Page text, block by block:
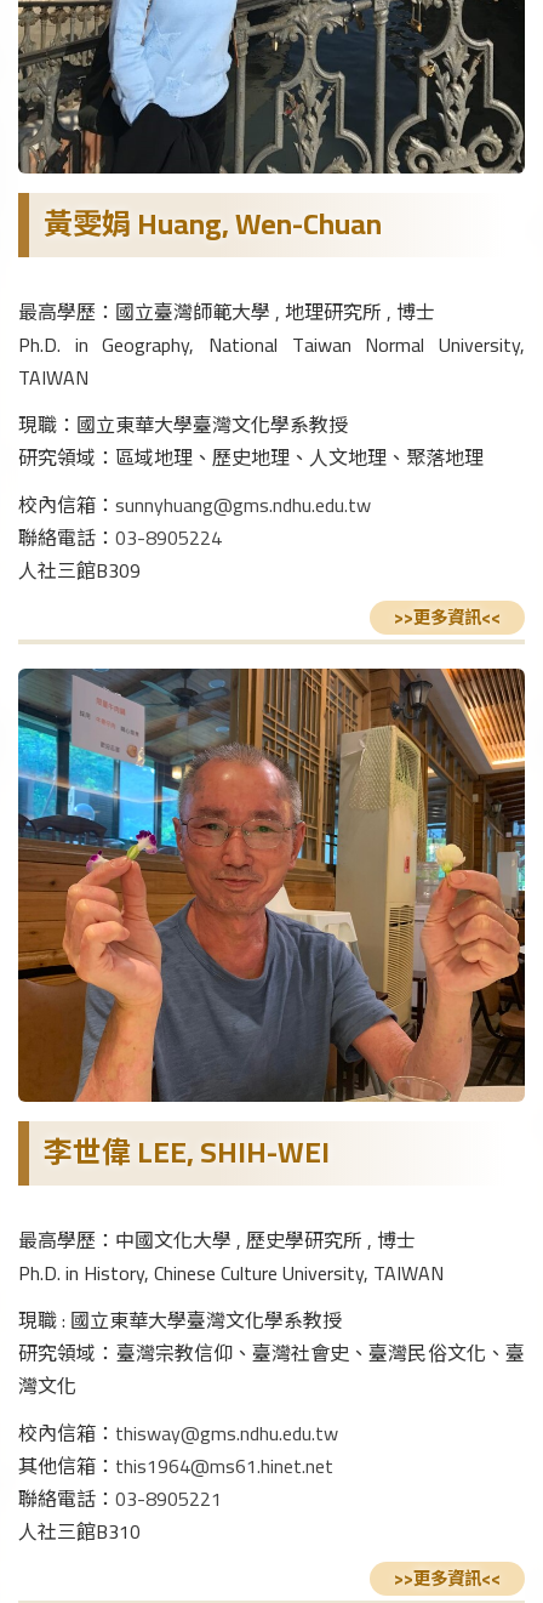
黃雯娟 Huang, Wen-Chuan
最高學歷：國立臺灣師範大學 , 地理研究所 , 博士
Ph.D. in Geography, National Taiwan Normal University,
TAIWAN
現職：國立東華大學臺灣文化學系教授
研究領域：區域地理、歷史地理、人文地理、聚落地理
校內信箱：sunnyhuang@gms.ndhu.edu.tw
聯絡電話：03-8905224
人社三館B309
李世偉 LEE, SHIH-WEI
最高學歷：中國文化大學 , 歷史學研究所 , 博士
Ph.D. in History, Chinese Culture University, TAIWAN
現職 : 國立東華大學臺灣文化學系教授
研究領域：臺灣宗教信仰、臺灣社會史、臺灣民俗文化、臺
灣文化
校內信箱： thisway@gms.ndhu.edu.tw
其他信箱： this1964@ms61.hinet.net
聯絡電話：03-8905221
人社三館B310